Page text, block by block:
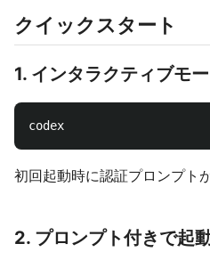
クイックスタート
1. インタラクティブモ
初回起動時に認証プロンプト
2. プロンプト付きで起